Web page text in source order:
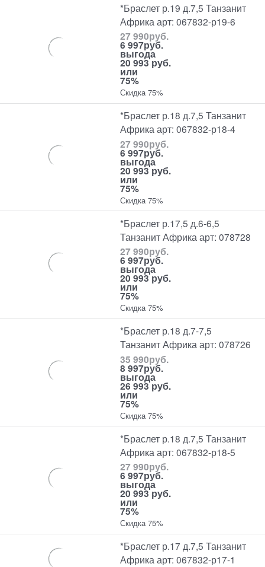
*Браслет р.19 д.7,5 Танзанит
Африка арт: 067832-р19-6
27 990руб.
6 997руб.
выгода
20 993 руб.
или
75%
Скидка 75%
*Браслет р.18 д.7,5 Танзанит
Африка арт: 067832-р18-4
27 990руб.
6 997руб.
выгода
20 993 руб.
или
75%
Скидка 75%
*Браслет р.17,5 д.6-6,5
Танзанит Африка арт: 078728
27 990руб.
6 997руб.
выгода
20 993 руб.
или
75%
Скидка 75%
*Браслет р.18 д.7-7,5
Танзанит Африка арт: 078726
35 990руб.
8 997руб.
выгода
26 993 руб.
или
75%
Скидка 75%
*Браслет р.18 д.7,5 Танзанит
Африка арт: 067832-р18-5
27 990руб.
6 997руб.
выгода
20 993 руб.
или
75%
Скидка 75%
*Браслет р.17 д.7,5 Танзанит
Африка арт: 067832-р17-1